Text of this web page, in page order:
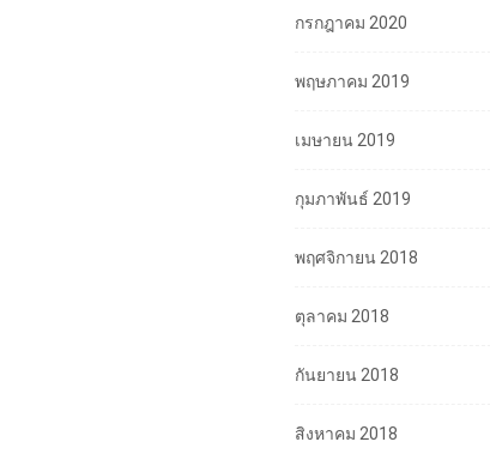
กรกฎาคม 2020
พฤษภาคม 2019
เมษายน 2019
กุมภาพันธ์ 2019
พฤศจิกายน 2018
ตุลาคม 2018
กันยายน 2018
สิงหาคม 2018